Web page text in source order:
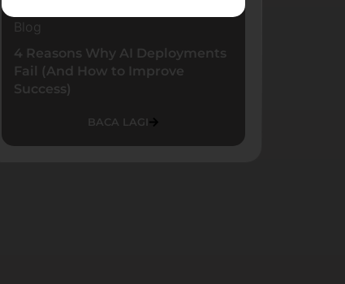
Blog
4 Reasons Why AI Deployments
Fail (And How to Improve
Success)
BACA LAGI